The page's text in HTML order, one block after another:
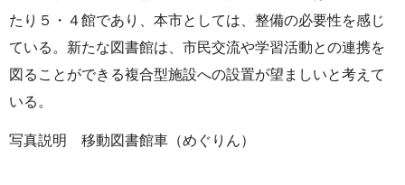
たり５・４館であり、本市としては、整備の必要性を感じ
ている。新たな図書館は、市民交流や学習活動との連携を
図ることができる複合型施設への設置が望ましいと考えて
いる。
写真説明 移動図書館車（めぐりん）